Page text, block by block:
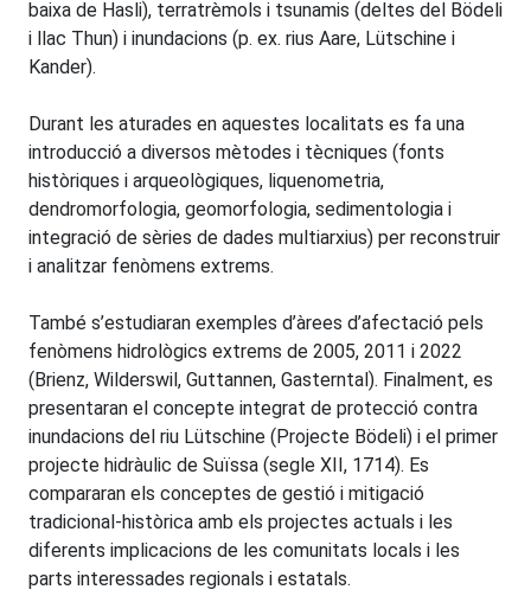
baixa de Hasli), terratrèmols i tsunamis (deltes del Bödeli
i llac Thun) i inundacions (p. ex. rius Aare, Lütschine i
Kander).
Durant les aturades en aquestes localitats es fa una
introducció a diversos mètodes i tècniques (fonts
històriques i arqueològiques, liquenometria,
dendromorfologia, geomorfologia, sedimentologia i
integració de sèries de dades multiarxius) per reconstruir
i analitzar fenòmens extrems.
També s’estudiaran exemples d’àrees d’afectació pels
fenòmens hidrològics extrems de 2005, 2011 i 2022
(Brienz, Wilderswil, Guttannen, Gasterntal). Finalment, es
presentaran el concepte integrat de protecció contra
inundacions del riu Lütschine (Projecte Bödeli) i el primer
projecte hidràulic de Suïssa (segle XII, 1714). Es
compararan els conceptes de gestió i mitigació
tradicional-històrica amb els projectes actuals i les
diferents implicacions de les comunitats locals i les
parts interessades regionals i estatals.